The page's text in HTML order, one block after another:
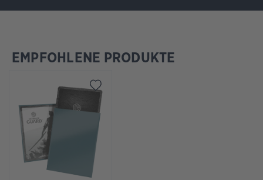
Ignorer la galerie de produits
EMPFOHLENE PRODUKTE